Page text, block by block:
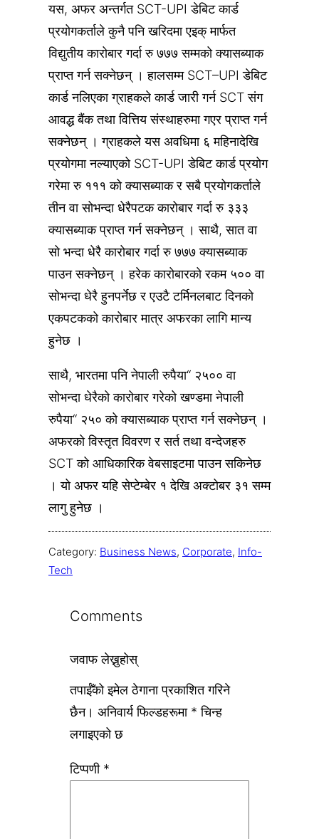
यस, अफर अन्तर्गत SCT-UPI डेबिट कार्ड
प्रयोगकर्ताले कुनै पनि खरिदमा एइक् मार्फत
विद्युतीय कारोबार गर्दा रु ७७७ सम्मको क्यासब्याक
प्राप्त गर्न सक्नेछन् । हालसम्म SCT–UPI डेबिट
कार्ड नलिएका ग्राहकले कार्ड जारी गर्न SCT संग
आवद्ध बैंक तथा वित्तिय संस्थाहरुमा गएर प्राप्त गर्न
सक्नेछन् । ग्राहकले यस अवधिमा ६ महिनादेखि
प्रयोगमा नल्याएको SCT-UPI डेबिट कार्ड प्रयोग
गरेमा रु १११ को क्यासब्याक र सबै प्रयोगकर्ताले
तीन वा सोभन्दा धेरैपटक कारोबार गर्दा रु ३३३
क्यासब्याक प्राप्त गर्न सक्नेछन् । साथै, सात वा
सो भन्दा धेरै कारोबार गर्दा रु ७७७ क्यासब्याक
पाउन सक्नेछन् । हरेक कारोबारको रकम ५०० वा
सोभन्दा धेरै हुनपर्नेछ र एउटै टर्मिनलबाट दिनको
एकपटकको कारोबार मात्र अफरका लागि मान्य
हुनेछ ।
साथै, भारतमा पनि नेपाली रुपैया“ २५०० वा
सोभन्दा धेरैको कारोबार गरेको खण्डमा नेपाली
रुपैया“ २५० को क्यासब्याक प्राप्त गर्न सक्नेछन् ।
अफरको विस्तृत विवरण र सर्त तथा वन्देजहरु
SCT को आधिकारिक वेबसाइटमा पाउन सकिनेछ
। यो अफर यहि सेप्टेम्बेर १ देखि अक्टोबर ३१ सम्म
लागु हुनेछ ।
Category: Business News, Corporate, Info-
Tech
Comments
जवाफ लेख्नुहोस्
तपाईँको इमेल ठेगाना प्रकाशित गरिने
छैन। अनिवार्य फिल्डहरूमा * चिन्ह
लगाइएको छ
टिप्पणी *